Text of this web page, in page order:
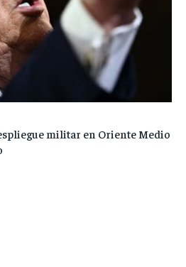
militar en Oriente Medio